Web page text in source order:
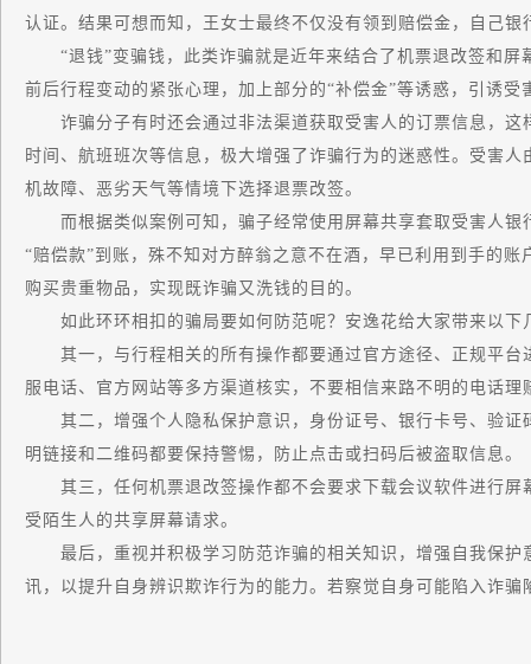
认证。结果可想而知，王女士最终不仅没有领到赔偿金，自己
“退钱”变骗钱，此类诈骗就是近年来结合了机票退改签和屏
前后行程变动的紧张心理，加上部分的“补偿金”等诱惑，引诱
诈骗分子有时还会通过非法渠道获取受害人的订票信息，这
时间、航班班次等信息，极大增强了诈骗行为的迷惑性。受害
机故障、恶劣天气等情境下选择退票改签。
而根据类似案例可知，骗子经常使用屏幕共享套取受害人银
“赔偿款”到账，殊不知对方醉翁之意不在酒，早已利用到手的
购买贵重物品，实现既诈骗又洗钱的目的。
如此环环相扣的骗局要如何防范呢？安逸花给大家带来以下
其一，与行程相关的所有操作都要通过官方途径、正规平台
服电话、官方网站等多方渠道核实，不要相信来路不明的电话理
其二，增强个人隐私保护意识，身份证号、银行卡号、验证
明链接和二维码都要保持警惕，防止点击或扫码后被盗取信息。
其三，任何机票退改签操作都不会要求下载会议软件进行屏
受陌生人的共享屏幕请求。
最后，重视并积极学习防范诈骗的相关知识，增强自我保护
讯，以提升自身辨识欺诈行为的能力。若察觉自身可能陷入诈